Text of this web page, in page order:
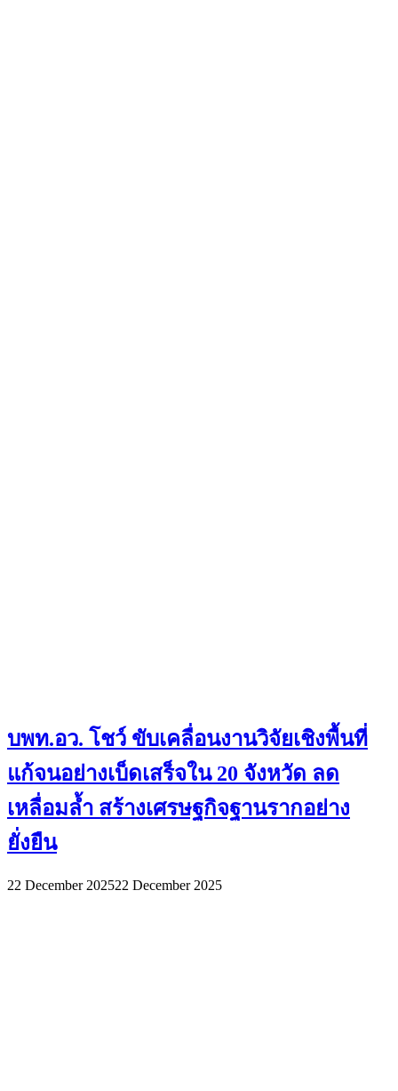
บพท.อว. โชว์ ขับเคลื่อนงานวิจัยเชิงพื้นที่
แก้จนอย่างเบ็ดเสร็จใน 20 จังหวัด ลด
เหลื่อมล้ำ สร้างเศรษฐกิจฐานรากอย่าง
ยั่งยืน
22 December 202522 December 2025